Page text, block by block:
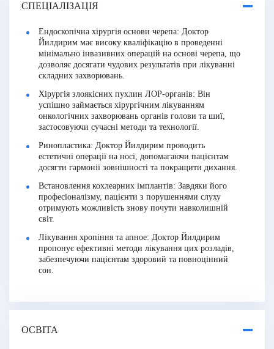
СПЕЦІАЛІЗАЦІЯ
Ендоскопічна хірургія основи черепа: Доктор
Йилдирим має високу кваліфікацію в проведенні
мінімально інвазивних операцій на основі черепа, що
дозволяє досягати чудових результатів при лікуванні
складних захворювань.
Хірургія злоякісних пухлин ЛОР-органів: Він
успішно займається хірургічним лікуванням
онкологічних захворювань органів голови та шиї,
застосовуючи сучасні методи та технології.
Ринопластика: Доктор Йилдирим проводить
естетичні операції на носі, допомагаючи пацієнтам
досягти гармонії зовнішності та покращити дихання.
Встановлення кохлеарних імплантів: Завдяки його
професіоналізму, пацієнти з порушеннями слуху
отримують можливість знову почути навколишній
світ.
Лікування хропіння та апное: Доктор Йилдирим
пропонує ефективні методи лікування цих розладів,
забезпечуючи пацієнтам здоровий та повноцінний
сон.
ОСВІТА